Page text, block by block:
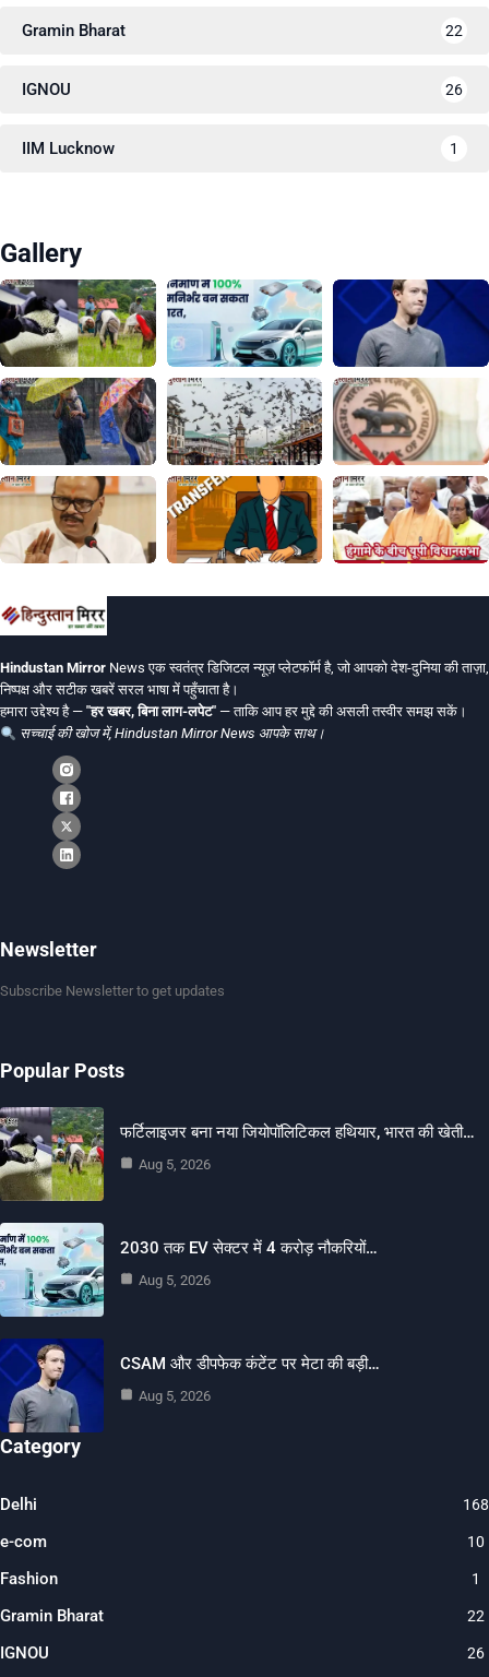
Gramin Bharat 22
IGNOU 26
IIM Lucknow 1
Gallery
Hindustan Mirror News एक स्वतंत्र डिजिटल न्यूज़ प्लेटफॉर्म है, जो आपको देश-दुनिया की ताज़ा,
निष्पक्ष और सटीक खबरें सरल भाषा में पहुँचाता है।
हमारा उद्देश्य है — "हर खबर, बिना लाग-लपेट" — ताकि आप हर मुद्दे की असली तस्वीर समझ सकें।
सच्चाई की खोज में, Hindustan Mirror News आपके साथ।
Newsletter
Subscribe Newsletter to get updates
Popular Posts
फर्टिलाइजर बना नया जियोपॉलिटिकल हथियार, भारत की खेती…
Aug 5, 2026
2030 तक EV सेक्टर में 4 करोड़ नौकरियों…
Aug 5, 2026
CSAM और डीपफेक कंटेंट पर मेटा की बड़ी…
Aug 5, 2026
Category
Delhi
e-com 10
Fashion 1
Gramin Bharat 22
IGNOU 26